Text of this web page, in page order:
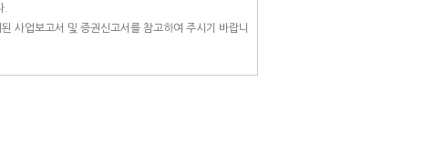
.
사업보고서 및 증권신고서를 참고하여 주시기 바랍니